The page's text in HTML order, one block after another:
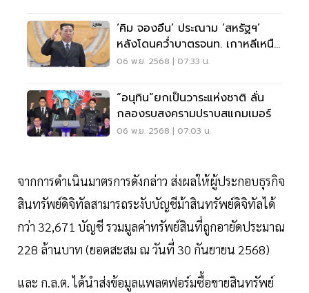
‘คิม จองอึน’ ประณาม ‘สหรัฐฯ’
หลังโดนคว่ำบาตรจนท. เกาหลีเหนือ
เอี่ยวฟอกเงินอาชญากรรมไซเบอร์
06 พ.ย. 2568 | 07:33 น.
“อนุทิน”ยกเป็นวาระแห่งชาติ ลั่น
กลองรบสงครามปราบสแกมเมอร์
06 พ.ย. 2568 | 07:03 น.
จากการดำเนินมาตรการดังกล่าว ส่งผลให้ผู้ประกอบธุรกิจ
สินทรัพย์ดิจิทัลสามารถระงับบัญชีม้าสินทรัพย์ดิจิทัลได้
กว่า 32,671 บัญชี รวมมูลค่าทรัพย์สินที่ถูกอายัดประมาณ
228 ล้านบาท (ยอดสะสม ณ วันที่ 30 กันยายน 2568)
และ ก.ล.ต. ได้นำส่งข้อมูลแพลตฟอร์มซื้อขายสินทรัพย์